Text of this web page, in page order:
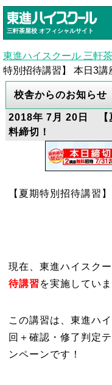
三軒茶屋校 オフィシャルサイト
東進ハイスクール 三軒
特別招待講習】 本日3講
校舎からのお知らせ
2018年 7月 20日 【
料締切！
【夏期特別招待講習
現在、東進ハイスク
待講習 を実施していま
この講習は、東進ハ
回＋確認・修了判定
ンペーンです！